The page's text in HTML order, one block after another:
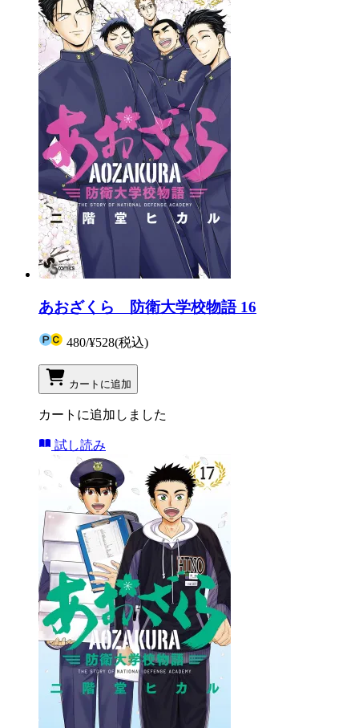
あおざくら 防衛大学校物語 16
480/¥528(税込)
カートに追加
カートに追加しました
試し読み